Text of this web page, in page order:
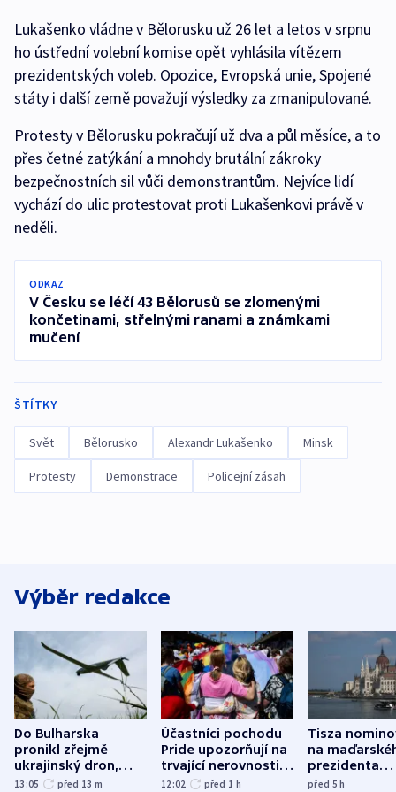
Lukašenko vládne v Bělorusku už 26 let a letos v srpnu
ho ústřední volební komise opět vyhlásila vítězem
prezidentských voleb. Opozice, Evropská unie, Spojené
státy i další země považují výsledky za zmanipulované.
Protesty v Bělorusku pokračují už dva a půl měsíce, a to
přes četné zatýkání a mnohdy brutální zákroky
bezpečnostních sil vůči demonstrantům. Nejvíce lidí
vychází do ulic protestovat proti Lukašenkovi právě v
neděli.
ODKAZ
V Česku se léčí 43 Bělorusů se zlomenými
končetinami, střelnými ranami a známkami
mučení
ŠTÍTKY
Svět Bělorusko Alexandr Lukašenko Minsk
Protesty Demonstrace Policejní zásah
Výběr redakce
Do Bulharska
pronikl zřejmě
ukrajinský dron,
explodoval kilometr
13:05 před 13 m
Účastníci pochodu
Pride upozorňují na
trvající nerovnosti i
společenskou
12:02 před 1 h
Tisza
na
prezidenta
bývalého
před 5h